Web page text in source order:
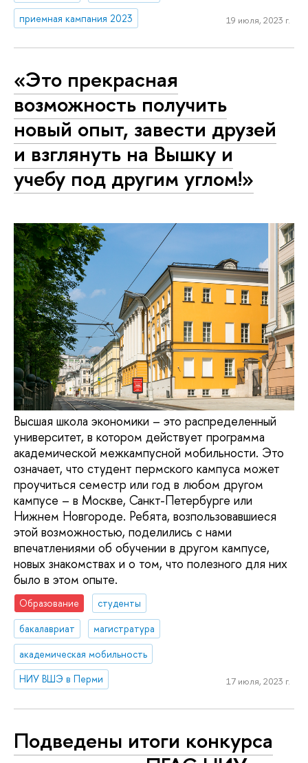
приемная кампания 2023
19 июля, 2023 г.
«Это прекрасная
возможность получить
новый опыт, завести друзей
и взглянуть на Вышку и
учебу под другим углом!»
Высшая школа экономики – это распределенный
университет, в котором действует программа
академической межкампусной мобильности. Это
означает, что студент пермского кампуса может
проучиться семестр или год в любом другом
кампусе – в Москве, Санкт-Петербурге или
Нижнем Новгороде. Ребята, возпользовавшиеся
этой возможностью, поделились с нами
впечатлениями об обучении в другом кампусе,
новых знакомствах и о том, что полезного для них
было в этом опыте.
Образование
студенты
бакалавриат
магистратура
академическая мобильность
НИУ ВШЭ в Перми
17 июля, 2023 г.
Подведены итоги конкурса